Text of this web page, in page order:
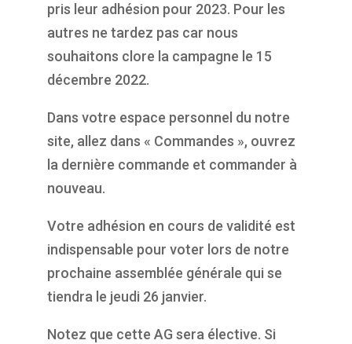
pris leur adhésion pour 2023. Pour les
autres ne tardez pas car nous
souhaitons clore la campagne le 15
décembre 2022.
Dans votre espace personnel du notre
site, allez dans « Commandes », ouvrez
la dernière commande et commander à
nouveau.
Votre adhésion en cours de validité est
indispensable pour voter lors de notre
prochaine assemblée générale qui se
tiendra le jeudi 26 janvier.
Notez que cette AG sera élective. Si